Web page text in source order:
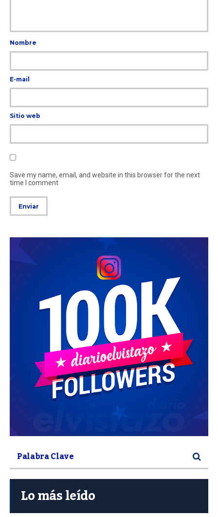
Nombre
E-mail
Sitio web
Save my name, email, and website in this browser for the next
time I comment
Lo más leído